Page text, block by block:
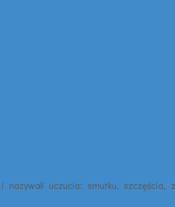
uczucia: smutku, szczęścia,